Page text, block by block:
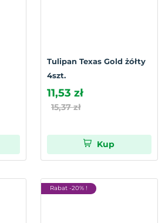
Tulipan Texas Gold żółty
4szt.
11,53 zł
15,37 zł
Kup
Rabat -20% !